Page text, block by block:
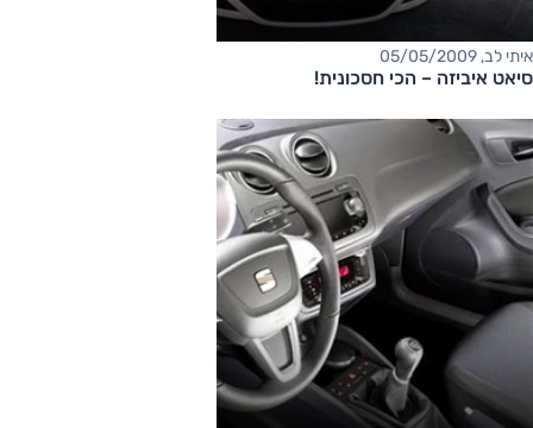
איתי לב, 05/05/2009
סיאט איביזה – הכי חסכונית!